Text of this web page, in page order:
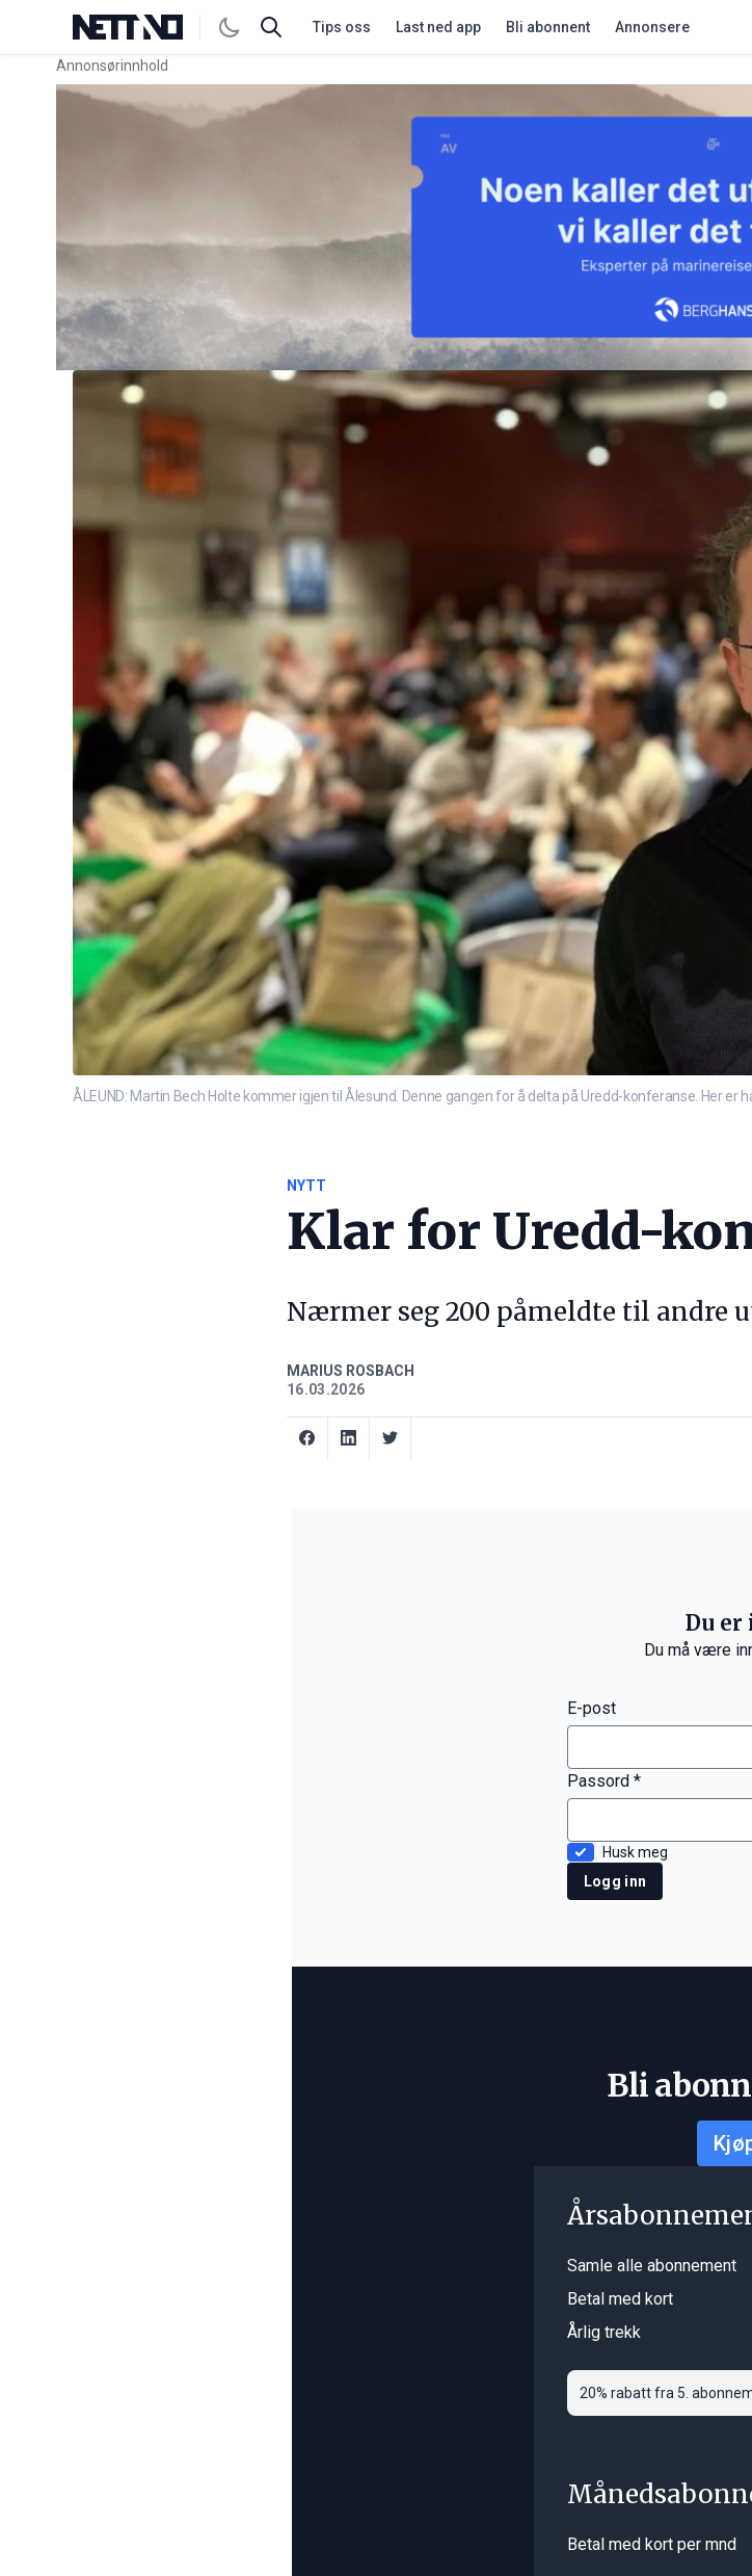
Tips oss Last ned app Bli abonnent Annonsere
Annonsørinnhold
Link for annonse
ÅLEUND: Martin Bech Holte kommer igjen til Ålesund. Denne gangen for å delta på Uredd-konferanse. Her er
NYTT
Klar for Uredd-
Nærmer seg 200 påmeldte til andre
MARIUS ROSBACH
16.03.2026
Du
Du må være
E-post
Passord *
Husk meg
Logg inn
Bli
Samle alle abonnement
Betal med kort
Årlig trekk
20% rabatt fra 5.
Betal med kort per mnd